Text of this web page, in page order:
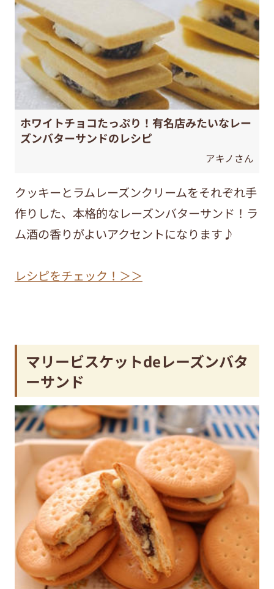
ホワイトチョコたっぷり！有名店みたいなレー
ズンバターサンドのレシピ
アキノさん
クッキーとラムレーズンクリームをそれぞれ手
作りした、本格的なレーズンバターサンド！ラ
ム酒の香りがよいアクセントになります♪
レシピをチェック！＞＞
マリービスケットdeレーズンバタ
ーサンド